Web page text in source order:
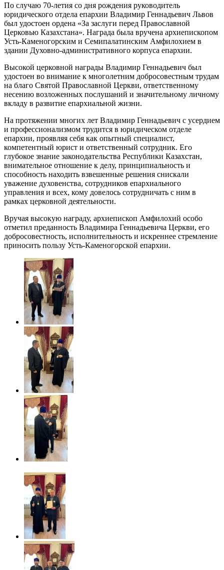
По случаю 70-летия со дня рождения руководитель
юридического отдела епархии Владимир Геннадьевич Львов
был удостоен ордена «За заслуги перед Православной
Церковью Казахстана». Награда была вручена архиепископом
Усть-Каменогорским и Семипалатинским Амфилохием в
здании Духовно-административного корпуса епархии.
Высокой церковной награды Владимир Геннадьевич был
удостоен во внимание к многолетним добросовестным трудам
на благо Святой Православной Церкви, ответственному
несению возложенных послушаний и значительному личному
вкладу в развитие епархиальной жизни.
На протяжении многих лет Владимир Геннадьевич с усердием
и профессионализмом трудится в юридическом отделе
епархии, проявляя себя как опытный специалист,
компетентный юрист и ответственный сотрудник. Его
глубокое знание законодательства Республики Казахстан,
внимательное отношение к делу, принципиальность и
способность находить взвешенные решения снискали
уважение духовенства, сотрудников епархиального
управления и всех, кому довелось сотрудничать с ним в
рамках церковной деятельности.
Вручая высокую награду, архиепископ Амфилохий особо
отметил преданность Владимира Геннадьевича Церкви, его
добросовестность, исполнительность и искреннее стремление
приносить пользу Усть-Каменогорской епархии.